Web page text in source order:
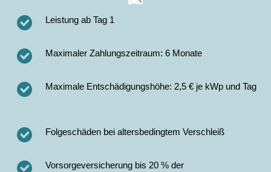
Leistung ab Tag 1
Maximaler Zahlungszeitraum: 6 Monate
Maximale Entschädigungshöhe: 2,5 € je kWp und Tag
Folgeschäden bei altersbedingtem Verschleiß
Vorsorgeversicherung bis 20 % der